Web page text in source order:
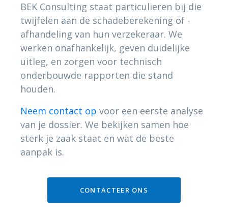
BEK Consulting staat particulieren bij die
twijfelen aan de schadeberekening of -
afhandeling van hun verzekeraar. We
werken onafhankelijk, geven duidelijke
uitleg, en zorgen voor technisch
onderbouwde rapporten die stand
houden.
Neem contact op voor een eerste analyse
van je dossier. We bekijken samen hoe
sterk je zaak staat en wat de beste
aanpak is.
CONTACTEER ONS